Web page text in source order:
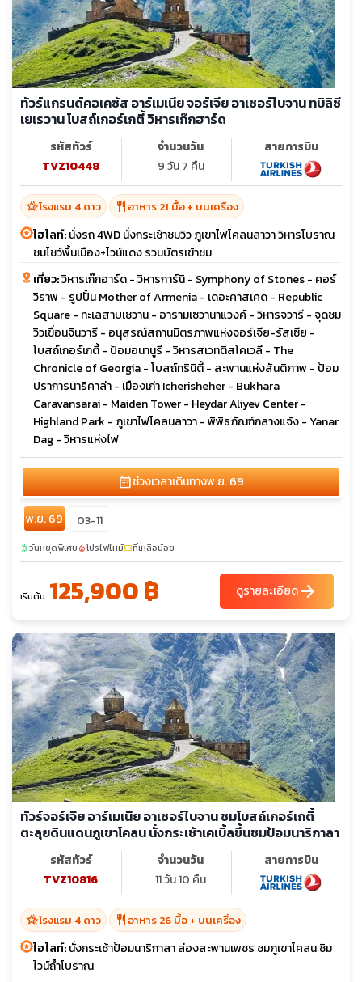
ทัวร์แกรนด์คอเคซัส อาร์เมเนีย จอร์เจีย อาเซอร์ไบจาน ทบิลิซี
เยเรวาน โบสถ์เกอร์เกตี้ วิหารเก๊กฮาร์ด
รหัสทัวร์
TVZ10448
จำนวนวัน
9 วัน 7 คืน
สายการบิน
hotel_classโรงแรม 4 ดาว restaurant อาหาร 21 มื้อ + บนเครื่อง
ไฮไลท์:นั่งรถ 4WD นั่งกระเช้าชมวิว ภูเขาไฟโคลนลาวา วิหารโบราณ
ชมโชว์พื้นเมือง+ไวน์แดง รวมบัตรเข้าชม
เที่ยว:วิหารเก๊กฮาร์ด - วิหารการ์นิ - Symphony of Stones - คอร์
วิราพ - รูปปั้น Mother of Armenia - เดอะคาสเคด - Republic
Square - ทะเลสาบเซวาน - อารามเซวานาแวงค์ - วิหารจวารี - จุดชม
วิวเขื่อนจินวารี - อนุสรณ์สถานมิตรภาพแห่งจอร์เจีย-รัสเซีย -
โบสถ์เกอร์เกตี้ - ป้อมอนานูรี - วิหารสเวทติสโคเวลี - The
Chronicle of Georgia - โบสถ์ทรินิตี้ - สะพานแห่งสันติภาพ - ป้อม
ปราการนาริคาล่า - เมืองเก่า Icherisheher - Bukhara
Caravansarai - Maiden Tower - Heydar Aliyev Center -
Highland Park - ภูเขาไฟโคลนลาวา - พิพิธภัณฑ์กลางแจ้ง - Yanar
Dag - วิหารแห่งไฟ
calendar_monthช่วงเวลาเดินทางพ.ย. 69
พ.ย. 69 03-11
sunnyวันหยุดพิเศษlocal_fire_departmentโปรไฟไหม้confirmation_numberที่เหลือน้อย
เริ่มต้น 125,900 ฿ ดูรายละเอียดarrow_forward
ทัวร์จอร์เจีย อาร์เมเนีย อาเซอร์ไบจาน ชมโบสถ์เกอร์เกตี้
ตะลุยดินแดนภูเขาโคลน นั่งกระเช้าเคเบิ้ลขึ้นชมป้อมนาริกาลา
รหัสทัวร์
TVZ10816
จำนวนวัน
11 วัน 10 คืน
สายการบิน
hotel_classโรงแรม 4 ดาว restaurant อาหาร 26 มื้อ + บนเครื่อง
ไฮไลท์:นั่งกระเช้าป้อมนาริกาลา ล่องสะพานเพชร ชมภูเขาโคลน ชิม
ไวน์ถ้ำโบราณ